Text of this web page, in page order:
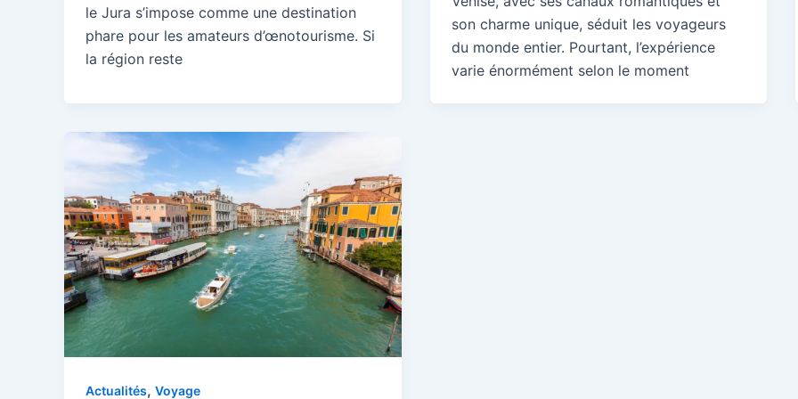
le Jura s’impose comme une destination
phare pour les amateurs d’œnotourisme. Si
la région reste
son charme unique, séduit les voyageurs
du monde entier. Pourtant, l’expérience
varie énormément selon le moment
Actualités, Voyage